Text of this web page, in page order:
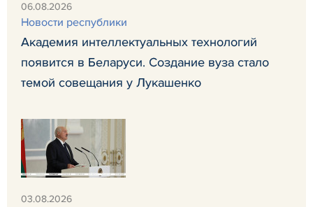
06.08.2026
Новости республики
Академия интеллектуальных технологий
появится в Беларуси. Создание вуза стало
темой совещания у Лукашенко
03.08.2026